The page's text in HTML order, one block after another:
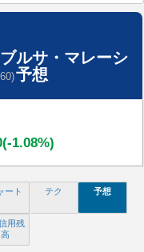
ルサ・マレーシ
予想
1.08%)
ート テク 予想
用残
高